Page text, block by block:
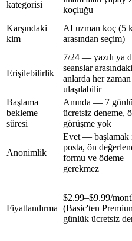
kategorisi
koçluğu
Karşındaki
kim
AI uzman koç (5
arasından seçim)
Erişilebilirlik
7/24 — yazılı ya
seanslar
anlarda her zaman
ulaşılabilir
Başlama
bekleme
süresi
Anında — 7
ücretsiz deneme,
görüşme yok
Anonimlik
Evet — başlamak
posta, ön
formu ve ödeme
gerekmez
Fiyatlandırma
$2.99–$9.99/
(Basic'ten
günlük ücretsiz